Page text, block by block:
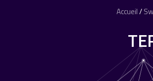
Accueil/